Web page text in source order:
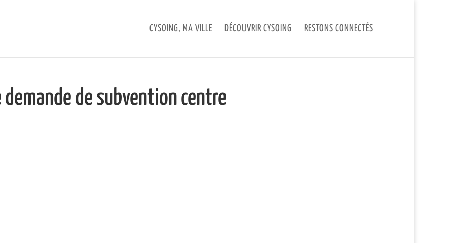
CYSOING, MA VILLE DÉCOUVRIR CYSOING RESTONS CONNECTÉS
de subvention centre